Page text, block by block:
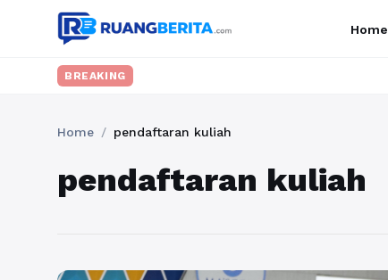
Home
BREAKING
Home / pendaftaran kuliah
pendaftaran kuliah